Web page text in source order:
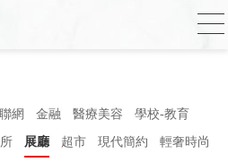
莓视频官网,草莓视频
无限观看2023
網 金融 醫療美容 學校-教育
展廳 超市 現代簡約 輕奢時尚